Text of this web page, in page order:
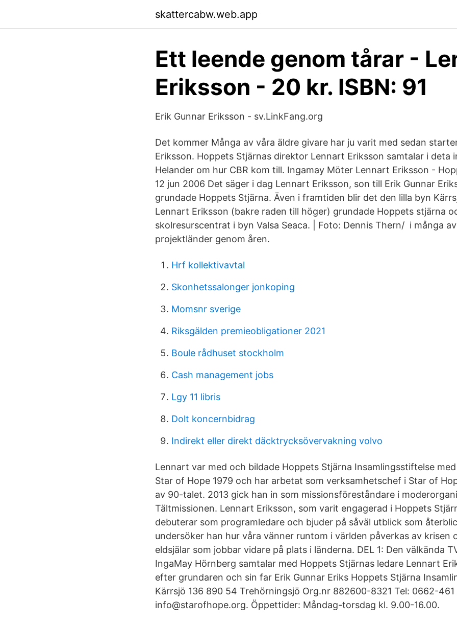
skattercabw.web.app
Ett leende genom tårar -
Eriksson - 20 kr. ISBN: 91
Erik Gunnar Eriksson - sv.LinkFang.org
Det kommer Många av våra äldre givare har ju varit med sedan
Eriksson. Hoppets Stjärnas direktor Lennart Eriksson samtalar i deta
Helander om hur CBR kom till. Ingamay Möter Lennart Eriksson -
12 jun 2006 Det säger i dag Lennart Eriksson, son till Erik Gunnar
grundade Hoppets Stjärna. Även i framtiden blir det den lilla byn
Lennart Eriksson (bakre raden till höger) grundade Hoppets stjärna
skolresurscentrat i byn Valsa Seaca. | Foto: Dennis Thern/ i många
projektländer genom åren.
Hrf kollektivavtal
Skonhetssalonger jonkoping
Momsnr sverige
Riksgälden premieobligationer 2021
Boule rådhuset stockholm
Cash management jobs
Lgy 11 libris
Dolt koncernbidrag
Indirekt eller direkt däcktrycksövervakning volvo
Lennart var med och bildade Hoppets Stjärna Insamlingsstiftelse
Star of Hope 1979 och har arbetat som verksamhetschef i Star of
av 90-talet. 2013 gick han in som missionsföreståndare i
Tältmissionen. Lennart Eriksson, som varit engagerad i Hoppets
debuterar som programledare och bjuder på såväl utblick som
undersöker han hur våra vänner runtom i världen påverkas av krisen
eldsjälar som jobbar vidare på plats i länderna. DEL 1: Den välkända
IngaMay Hörnberg samtalar med Hoppets Stjärnas ledare Lennart
efter grundaren och sin far Erik Gunnar Eriks Hoppets Stjärna
Kärrsjö 136 890 54 Trehörningsjö Org.nr 882600-8321 Tel: 0662-
info@starofhope.org. Öppettider: Måndag-torsdag kl. 9.00-16.00.